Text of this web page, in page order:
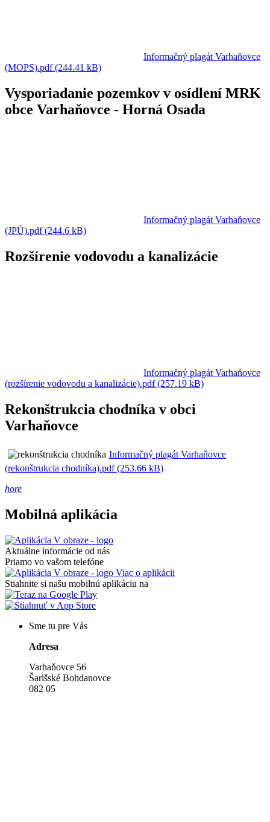
Informačný plagát Varhaňovce
(MOPS).pdf (244.41 kB)
Vysporiadanie pozemkov v osídlení MRK
obce Varhaňovce - Horná Osada
Informačný plagát Varhaňovce
(JPÚ).pdf (244.6 kB)
Rozšírenie vodovodu a kanalizácie
Informačný plagát Varhaňovce
(rozšírenie vodovodu a kanalizácie).pdf (257.19 kB)
Rekonštrukcia chodníka v obci
Varhaňovce
Informačný plagát Varhaňovce
(rekonštrukcia chodníka).pdf (253.66 kB)
hore
Mobilná aplikácia
Aktuálne informácie od nás
Priamo vo vašom telefóne
Viac o aplikácii
Stiahnite si našu mobilnú aplikáciu na
Sme tu pre Vás
Adresa
Varhaňovce 56
Šarišské Bohdanovce
082 05